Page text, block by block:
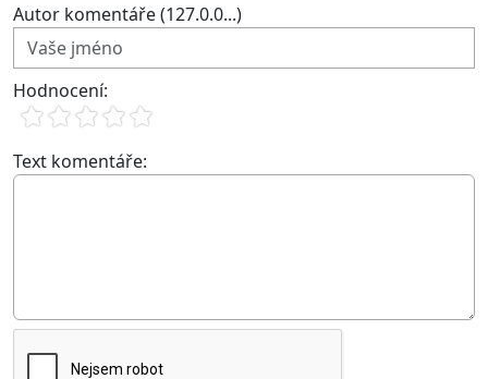
Autor komentáře (127.0.0...)
Hodnocení:
Text komentáře: